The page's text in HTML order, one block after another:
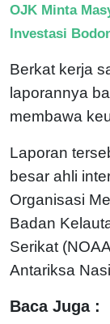
OJK Minta
Investasi
Berkat kerja
laporannya
membawa
Laporan
besar ahli
Organisasi
Badan
Serikat
Antariksa
Baca Juga :